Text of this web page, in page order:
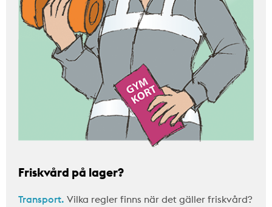
Friskvård på lager?
Transport. Vilka regler finns när det gäller friskvård?